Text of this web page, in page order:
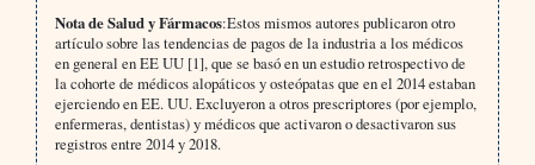
Nota de Salud y Fármacos:Estos mismos autores publicaron otro
artículo sobre las tendencias de pagos de la industria a los médicos
en general en EE UU [1], que se basó en un estudio retrospectivo de
la cohorte de médicos alopáticos y osteópatas que en el 2014 estaban
ejerciendo en EE. UU. Excluyeron a otros prescriptores (por ejemplo,
enfermeras, dentistas) y médicos que activaron o desactivaron sus
registros entre 2014 y 2018.